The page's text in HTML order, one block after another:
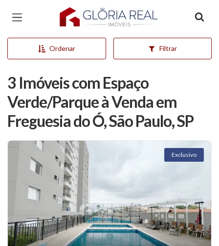
Página inicial
Ordenar Filtrar
3 Imóveis com Espaço
Verde/Parque à Venda em
Freguesia do Ó, São Paulo, SP
Exclusivo